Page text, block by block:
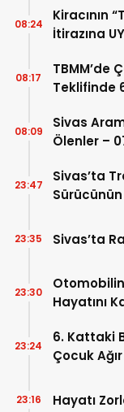
Kiracının
İtirazına
08:24
TBMM’de
Teklifinde
08:17
Sivas
Ölenler –
08:09
Sivas’ta
23:47
Sivas’ta
23:35
Otomobilin
Hayatını
23:30
6. Kattaki
Çocuk
23:24
Hayatı
23:16